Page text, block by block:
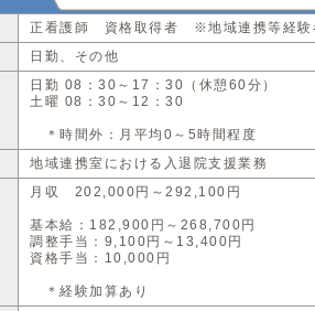
正看護師 資格取得者 ※地域連携等経験
日勤、その他
日勤 08：30～17：30（休憩60分）
土曜 08：30～12：30
＊時間外：月平均0～5時間程度
地域連携室における入退院支援業務
月収 202,000円～292,100円
基本給：182,900円～268,700円
調整手当：9,100円～13,400円
資格手当：10,000円
＊経験加算あり